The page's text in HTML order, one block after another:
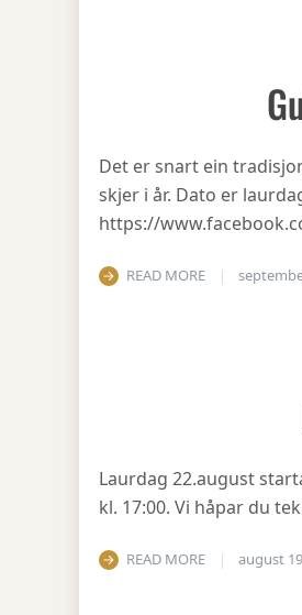
Det er snart ein
skjer i år. Dato er
https://
READ MORE
Laurdag 22.august
kl. 17:00. Vi håpar du
READ MORE august